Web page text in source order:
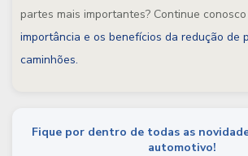
partes mais importantes? Continue
importância e os benefícios da redução de
caminhões.
Fique por dentro de todas as
automotivo!